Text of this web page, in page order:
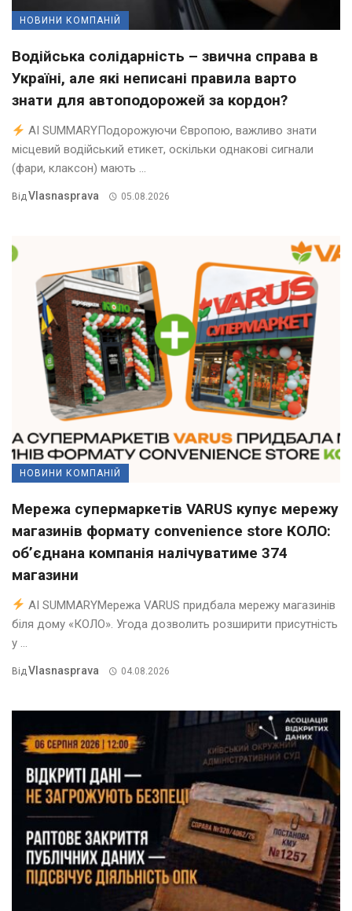
НОВИНИ КОМПАНІЙ
Водійська солідарність – звична справа в
Україні, але які неписані правила варто
знати для автоподорожей за кордон?
AI SUMMARYПодорожуючи Європою, важливо знати
місцевий водійський етикет, оскільки однакові сигнали
(фари, клаксон) мають ...
ВідVlasnasprava 05.08.2026
НОВИНИ КОМПАНІЙ
Мережа супермаркетів VARUS купує мережу
магазинів формату convenience store КОЛО:
об’єднана компанія налічуватиме 374
магазини
AI SUMMARYМережа VARUS придбала мережу магазинів
біля дому «КОЛО». Угода дозволить розширити присутність
у ...
Від Vlasnasprava 04.08.2026